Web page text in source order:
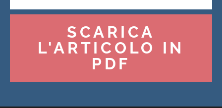
SCARICA
L'ARTICOLO IN
PDF